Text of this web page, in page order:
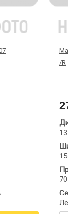
/R
13
70